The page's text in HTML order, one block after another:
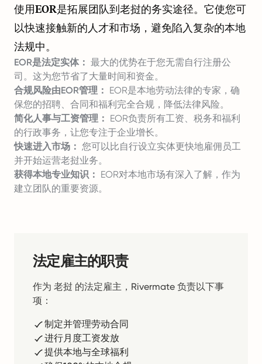
使用EOR是拓展团队到老挝的务实途径。它使您可
以快速接触新的人才和市场，避免陷入复杂的本地
法规中。
EOR是法定实体： 最大的优势在于您无需自行注册公
司。这为您节省了大量时间和资金。
合规风险由EOR管理： EOR是本地劳动法律的专家，确
保您的招聘、合同和福利完全合规，降低法律风险。
简化人事与工资管理： EOR负责所有工资、税务和福利
的行政事务，让您专注于企业增长。
快速进入市场： 您可以比自行设立实体更快地雇佣员工
并开始运营老挝业务。
获得本地专业知识： EOR对本地市场有深入了解，作为
建立团队的重要资源。
法定雇主的职责
作为 老挝 的法定雇主，Rivermate 负责以下事
项：
制定并管理劳动合同
进行月度工资发放
提供本地与全球福利